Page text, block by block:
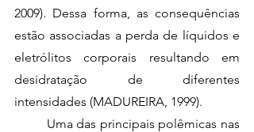
2009). Dessa forma, as consequências
estão associadas a perda de líquidos e
eletrólitos corporais resultando em
desidratação de diferentes
intensidades (MADUREIRA, 1999).